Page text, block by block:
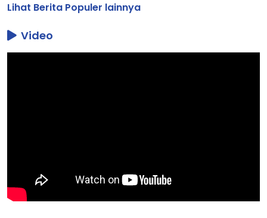
Lihat Berita Populer lainnya
Video